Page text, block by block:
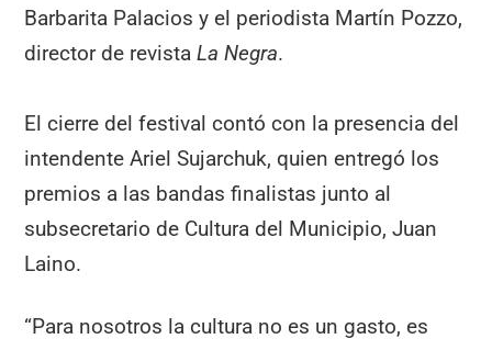
Barbarita Palacios y el periodista Martín Pozzo,
director de revistaLa Negra.
El cierre del festival contó con la presencia del
intendente Ariel Sujarchuk, quien entregó los
premios a las bandas finalistas junto al
subsecretario de Cultura del Municipio, Juan
Laino.
“Para nosotros la cultura no es un gasto, es